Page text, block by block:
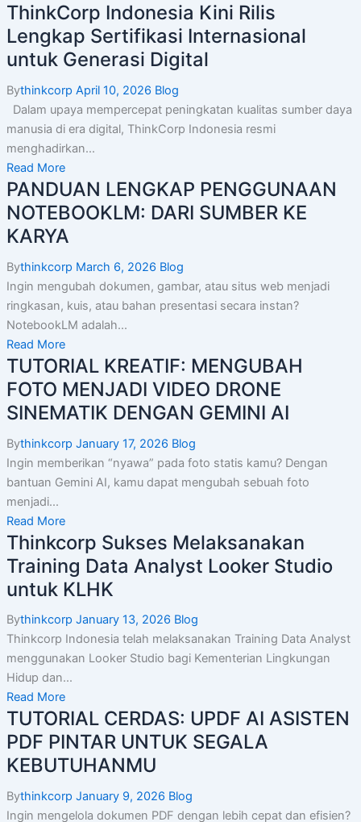
ThinkCorp Indonesia Kini Rilis
Lengkap Sertifikasi Internasional
untuk Generasi Digital
Bythinkcorp April 10, 2026 Blog
Dalam upaya mempercepat peningkatan kualitas sumber daya
manusia di era digital, ThinkCorp Indonesia resmi
menghadirkan...
Read More
PANDUAN LENGKAP PENGGUNAAN
NOTEBOOKLM: DARI SUMBER KE
KARYA
Bythinkcorp March 6, 2026 Blog
Ingin mengubah dokumen, gambar, atau situs web menjadi
ringkasan, kuis, atau bahan presentasi secara instan?
NotebookLM adalah...
Read More
TUTORIAL KREATIF: MENGUBAH
FOTO MENJADI VIDEO DRONE
SINEMATIK DENGAN GEMINI AI
Bythinkcorp January 17, 2026 Blog
Ingin memberikan “nyawa” pada foto statis kamu? Dengan
bantuan Gemini AI, kamu dapat mengubah sebuah foto
menjadi...
Read More
Thinkcorp Sukses Melaksanakan
Training Data Analyst Looker Studio
untuk KLHK
Bythinkcorp January 13, 2026 Blog
Thinkcorp Indonesia telah melaksanakan Training Data Analyst
menggunakan Looker Studio bagi Kementerian Lingkungan
Hidup dan...
Read More
TUTORIAL CERDAS: UPDF AI ASISTEN
PDF PINTAR UNTUK SEGALA
KEBUTUHANMU
Bythinkcorp January 9, 2026 Blog
Ingin mengelola dokumen PDF dengan lebih cepat dan efisien?